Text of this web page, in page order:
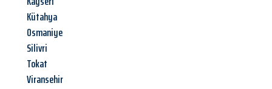
Kütahya
Osmaniye
Silivri
Tokat
Viransehir